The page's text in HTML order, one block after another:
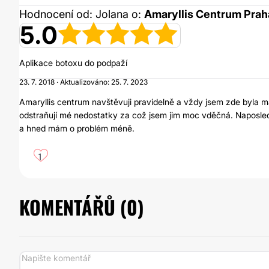
Hodnocení od: Jolana o: Amaryllis Centrum
5.0
Aplikace botoxu do podpaží
23. 7. 2018 · Aktualizováno: 25. 7. 2023
Amaryllis centrum navštěvuji pravidelně a vždy jsem zde byla
odstraňují mé nedostatky za což jsem jim moc vděčná.
a hned mám o problém méně.
1
KOMENTÁŘŮ (0)